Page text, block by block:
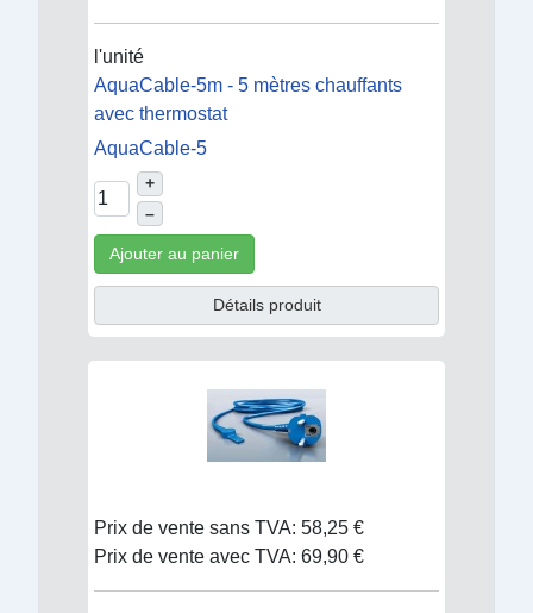
l'unité
AquaCable-5m - 5 mètres chauffants
avec thermostat
AquaCable-5
+
–
Ajouter au panier
Détails produit
Prix de vente sans TVA: 58,25 €
Prix de vente avec TVA: 69,90 €